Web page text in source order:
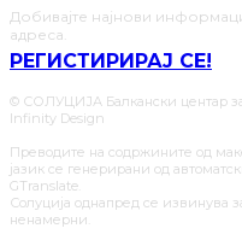
Добивајте најнови
адреса.
РЕГИСТИРИРАЈ СЕ!
© СОЛУЦИЈА Балкански центар
Infinity Design
Преводите на содржините од
јазик се генерирани од
GTranslate.
Солуција однапред се извинува
ненамерни.